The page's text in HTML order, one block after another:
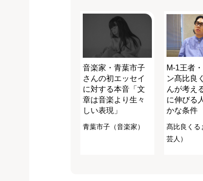
音楽家・青葉市子
さんの初エッセイ
に対する本音「文
章は音楽より生々
しい表現」
青葉市子（音楽家）
M-1王者
ン髙比良
んが考え
に伸びる
かな条件
髙比良くる
芸人）